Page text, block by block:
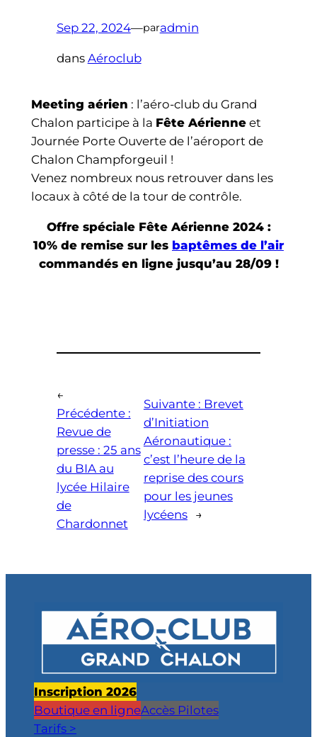
Sep 22, 2024—paradmin
dans Aéroclub
Meeting aérien : l’aéro-club du Grand
Chalon participe à la Fête Aérienneet
Journée Porte Ouverte de l’aéroport de
Chalon Champforgeuil !
Venez nombreux nous retrouver dans les
locaux à côté de la tour de contrôle.
Offre spéciale Fête Aérienne 2024 :
10% de remise sur les baptêmes de l’air
commandés en ligne jusqu’au 28/09 !
←
Précédente :
Revue de
presse : 25 ans
du BIA au
lycée Hilaire
de
Chardonnet
Suivante : Brevet
d’Initiation
Aéronautique :
c’est l’heure de la
reprise des cours
pour les jeunes
lycéens
→
Inscription 2026
Boutique en ligneAccès Pilotes
Tarifs >